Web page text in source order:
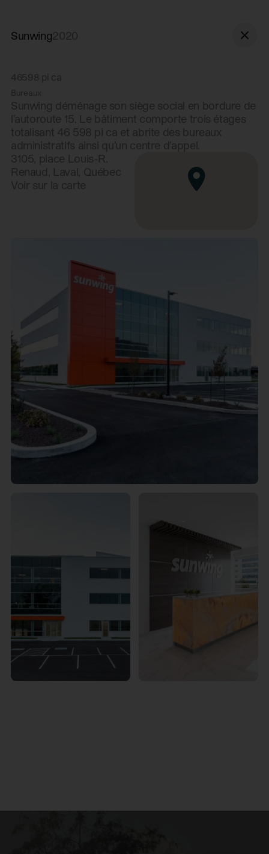
2020
Sunwing
46598 pi ca
Bureaux
Sunwing déménage son siège social en bordure de
l’autoroute 15. Le bâtiment comporte trois étages
totalisant 46 598 pi ca et abrite des bureaux
administratifs ainsi qu’un centre d'appel.
3105, place Louis-R.
Renaud, Laval, Québec
Voir sur la carte